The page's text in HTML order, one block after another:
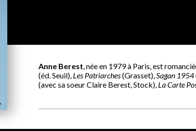
Anne Berest, née en 1979 à Paris, est
(éd. Seuil), Les Patriarches(Grasset),Sagan 1954
(avec sa soeur Claire Berest, Stock), La Carte